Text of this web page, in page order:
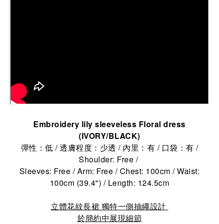
Embroidery lily sleeveless Floral dress
(IVORY/BLACK)
彈性：低 / 透膚程度：少透 / 內里：有 / 口袋：有 /
Shoulder: Free /
Sleeves: Free / Arm: Free / Chest: 100cm / Waist:
100cm (39.4") / Length: 124.5cm
立體花紋長裙 獨特一側抽繩設計
於簡約中展現細節